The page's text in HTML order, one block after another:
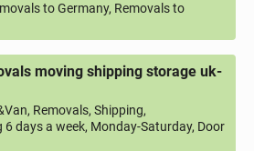
to Germany, Removals to
moving shipping storage uk-
Removals, Shipping,
days a week, Monday-Saturday, Door